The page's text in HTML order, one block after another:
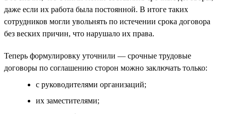
даже если их работа была постоянной. В итоге таких
сотрудников могли увольнять по истечении срока договора
без веских причин, что нарушало их права.
Теперь формулировку уточнили — срочные трудовые
договоры по соглашению сторон можно заключать только:
с руководителями организаций;
их заместителями;